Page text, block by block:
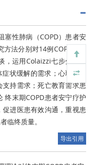
塞性肺病（COPD）患者安
法分别对14例COPD患者
，运用Colaizzi七步分析法
状缓解的需求；心理与情
持需求；死亡教育需求患
终末期COPD患者安宁疗护
进医患有效沟通，重视患
临终质量。
导出引用